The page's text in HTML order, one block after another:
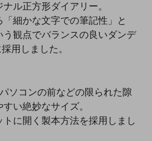
ル正方形ダイアリー。
細かな文字での筆記性」と
う観点でバランスの良いダンデ
用しました。
ソコンの前などの限られた隙
い絶妙なサイズ。
に開く製本方法を採用しまし